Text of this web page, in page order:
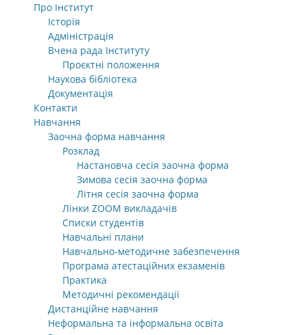
Про Інститут
Історія
Адміністрація
Вчена рада Інституту
Проєктні положення
Наукова бібліотека
Документація
Контакти
Навчання
Заочна форма навчання
Розклад
Настановча сесія заочна форма
Зимова сесія заочна форма
Літня сесія заочна форма
Лінки ZOOM викладачів
Списки студентів
Навчальні плани
Навчально-методичне забезпечення
Програма атестаційних екзаменів
Практика
Методичні рекомендації
Дистанційне навчання
Неформальна та інформальна освіта